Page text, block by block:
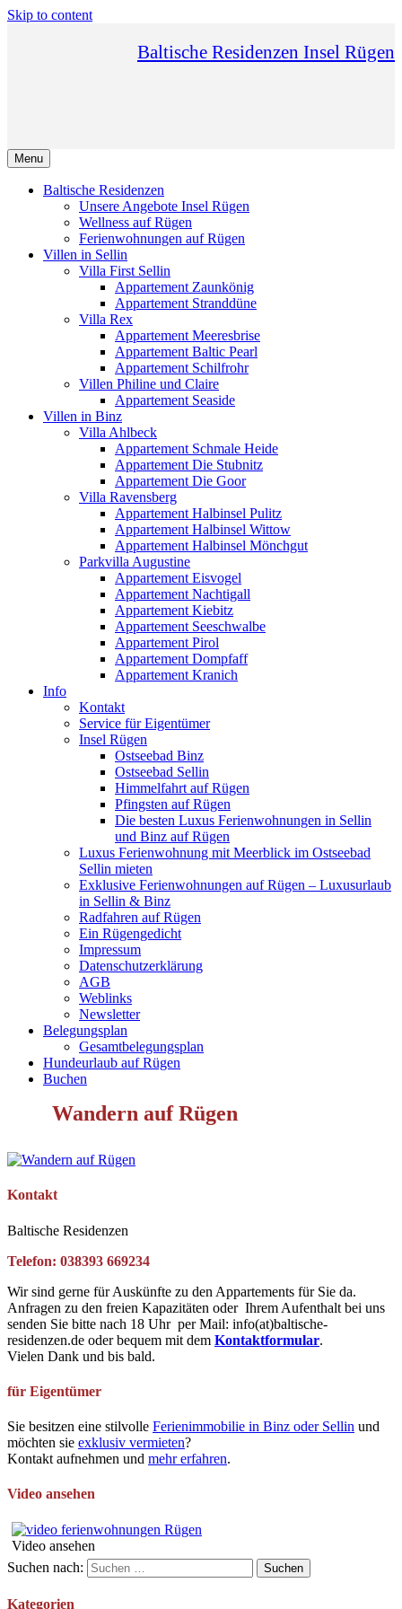
Skip to content
Baltische Residenzen Insel Rügen
Menu
Baltische Residenzen
Unsere Angebote Insel Rügen
Wellness auf Rügen
Ferienwohnungen auf Rügen
Villen in Sellin
Villa First Sellin
Appartement Zaunkönig
Appartement Stranddüne
Villa Rex
Appartement Meeresbrise
Appartement Baltic Pearl
Appartement Schilfrohr
Villen Philine und Claire
Appartement Seaside
Villen in Binz
Villa Ahlbeck
Appartement Schmale Heide
Appartement Die Stubnitz
Appartement Die Goor
Villa Ravensberg
Appartement Halbinsel Pulitz
Appartement Halbinsel Wittow
Appartement Halbinsel Mönchgut
Parkvilla Augustine
Appartement Eisvogel
Appartement Nachtigall
Appartement Kiebitz
Appartement Seeschwalbe
Appartement Pirol
Appartement Dompfaff
Appartement Kranich
Info
Kontakt
Service für Eigentümer
Insel Rügen
Ostseebad Binz
Ostseebad Sellin
Himmelfahrt auf Rügen
Pfingsten auf Rügen
Die besten Luxus Ferienwohnungen in Sellin
und Binz auf Rügen
Luxus Ferienwohnung mit Meerblick im Ostseebad
Sellin mieten
Exklusive Ferienwohnungen auf Rügen – Luxusurlaub
in Sellin & Binz
Radfahren auf Rügen
Ein Rügengedicht
Impressum
Datenschutzerklärung
AGB
Weblinks
Newsletter
Belegungsplan
Gesamtbelegungsplan
Hundeurlaub auf Rügen
Buchen
Wandern auf Rügen
Kontakt
Baltische Residenzen
Telefon: 038393 669234
Wir sind gerne für Auskünfte zu den Appartements für Sie da.
Anfragen zu den freien Kapazitäten oder Ihrem Aufenthalt bei uns
senden Sie bitte nach 18 Uhr per Mail: info(at)baltische-
residenzen.de oder bequem mit dem Kontaktformular.
Vielen Dank und bis bald.
für Eigentümer
Sie besitzen eine stilvolle Ferienimmobilie in Binz oder Sellin und
möchten sie exklusiv vermieten?
Kontakt aufnehmen und mehr erfahren.
Video ansehen
Video ansehen
Suchen nach:
Kategorien